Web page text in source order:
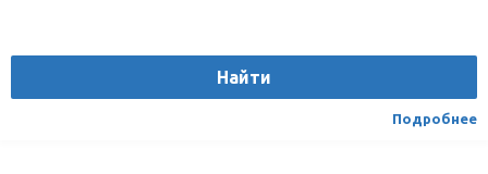
Найти
Подробнее